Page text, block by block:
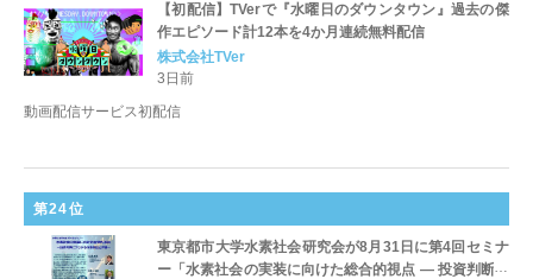
【初配信】TVerで『水曜日のダウンタウン』過去の傑
作エピソード計12本を4か月連続無料配信
株式会社TVer
3日前
動画配信サービス初配信
第24位
東京都市大学水素社会研究会が8月31日に第4回セミナ
ー「水素社会の実装に向けた総合的視点 ― 投資判断に